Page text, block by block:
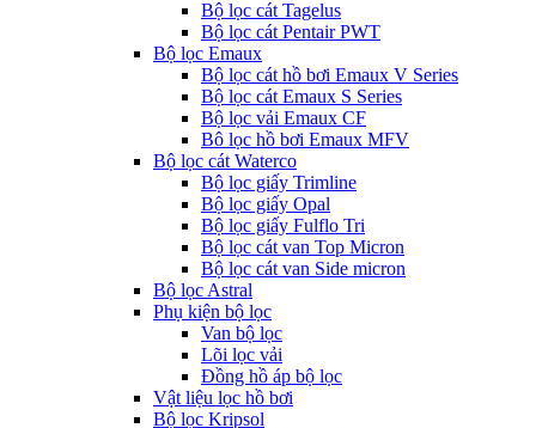
Bộ lọc cát Tagelus
Bộ lọc cát Pentair PWT
Bộ lọc Emaux
Bộ lọc cát hồ bơi Emaux V Series
Bộ lọc cát Emaux S Series
Bộ lọc vải Emaux CF
Bô lọc hồ bơi Emaux MFV
Bộ lọc cát Waterco
Bộ lọc giấy Trimline
Bộ lọc giấy Opal
Bộ lọc giấy Fulflo Tri
Bộ lọc cát van Top Micron
Bộ lọc cát van Side micron
Bộ lọc Astral
Phụ kiện bộ lọc
Van bộ lọc
Lõi lọc vải
Đồng hồ áp bộ lọc
Vật liệu lọc hồ bơi
Bộ lọc Kripsol